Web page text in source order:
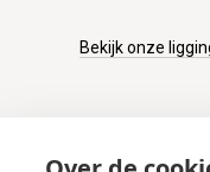
Bekijk onze